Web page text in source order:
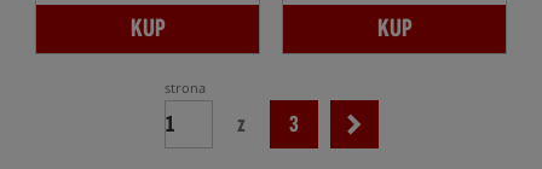
KUP KUP
strona
z 3